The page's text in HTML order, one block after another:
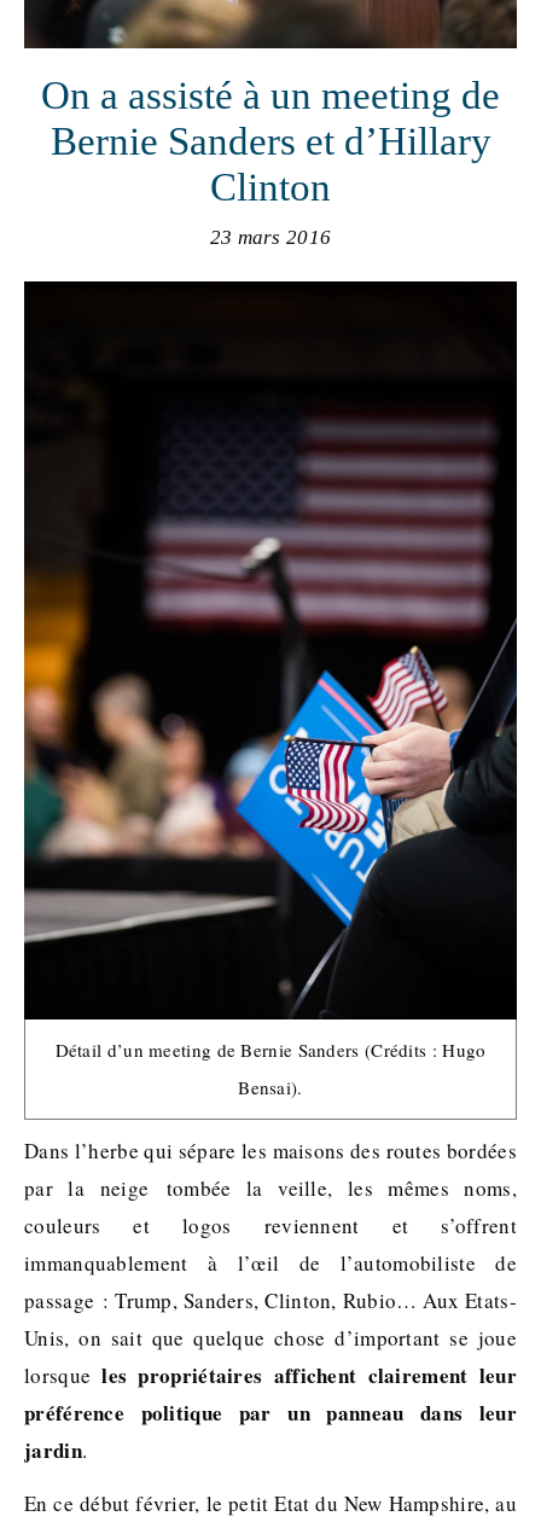
On a assisté à un meeting de
Bernie Sanders et d’Hillary
Clinton
23 mars 2016
Détail d’un meeting de Bernie Sanders (Crédits : Hugo
Bensai).
Dans l’herbe qui sépare les maisons des routes bordées
par la neige tombée la veille, les mêmes noms,
couleurs et logos reviennent et s’offrent
immanquablement à l’œil de l’automobiliste de
passage : Trump, Sanders, Clinton, Rubio… Aux Etats-
Unis, on sait que quelque chose d’important se joue
lorsque les propriétaires affichent clairement leur
préférence politique par un panneau dans leur
jardin.
En ce début février, le petit Etat du New Hampshire, au